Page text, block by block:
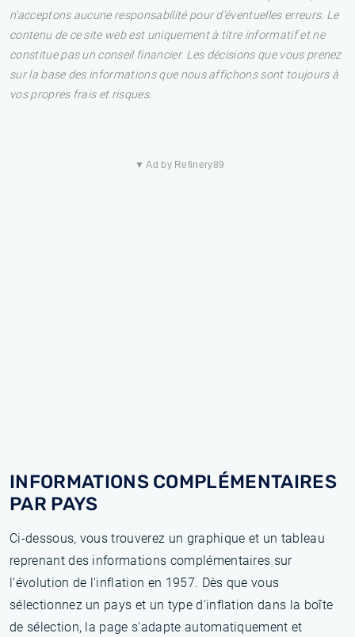
n'acceptons aucune responsabilité pour d'éventuelles erreurs. Le
contenu de ce site web est uniquement à titre informatif et ne
constitue pas un conseil financier. Les décisions que vous prenez
sur la base des informations que nous affichons sont toujours à
vos propres frais et risques.
▼ Ad by Refinery89
INFORMATIONS COMPLÉMENTAIRES
PAR PAYS
Ci-dessous, vous trouverez un graphique et un tableau
reprenant des informations complémentaires sur
l’évolution de l'inflation en 1957. Dès que vous
sélectionnez un pays et un type d'inflation dans la boîte
de sélection, la page s'adapte automatiquement et